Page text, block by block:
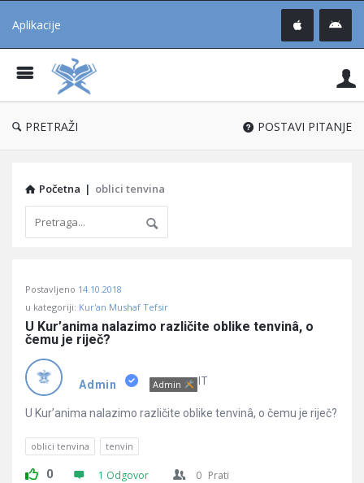
Aplikacije
®
PRETRAŽI POSTAVI PITANJE
Početna | oblici tenvina
Učene
Latest
Pitanja
Postavljeno 14.10.2018
u kategoriji: Kur'an Mushaf Tefsir
U Kur’anima nalazimo različite oblike tenvinâ, o
čemu je riječ?
Admin Admin IT
U Kur’anima nalazimo različite oblike tenvinâ, o čemu je riječ?
oblici tenvina tenvin
0 1 Odgovor 0 Prati